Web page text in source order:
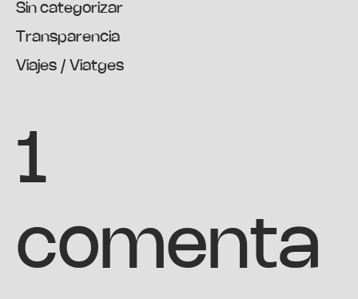
Sin categorizar
Transparencia
Viajes / Viatges
1
comenta